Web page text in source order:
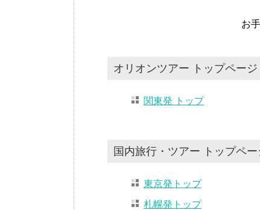
お
オリオンツアー トップページ
関東発 トップ
国内旅行・ツアー トップペー
東京発トップ
札幌発トップ